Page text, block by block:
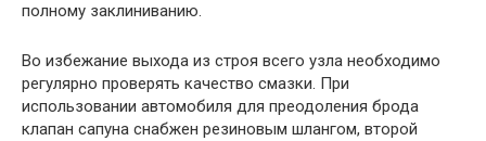
полному заклиниванию.
Во избежание выхода из строя всего узла необходимо
регулярно проверять качество смазки. При
использовании автомобиля для преодоления брода
клапан сапуна снабжен резиновым шлангом, второй